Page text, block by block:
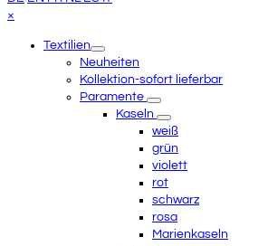
scrollen
×
menuTextilien
Neuheiten
Kollektion-sofort lieferbar
Paramente
Kaseln
weiß
grün
violett
rot
schwarz
rosa
Marienkaseln